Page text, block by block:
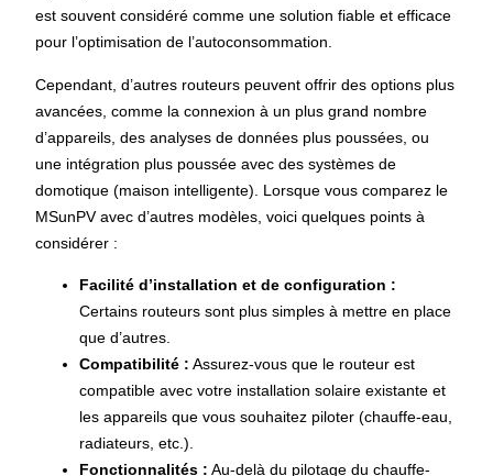
est souvent considéré comme une solution fiable et efficace
pour l’optimisation de l’autoconsommation.
Cependant, d’autres routeurs peuvent offrir des options plus
avancées, comme la connexion à un plus grand nombre
d’appareils, des analyses de données plus poussées, ou
une intégration plus poussée avec des systèmes de
domotique (maison intelligente). Lorsque vous comparez le
MSunPV avec d’autres modèles, voici quelques points à
considérer :
Facilité d’installation et de configuration :
Certains routeurs sont plus simples à mettre en place
que d’autres.
Compatibilité : Assurez-vous que le routeur est
compatible avec votre installation solaire existante et
les appareils que vous souhaitez piloter (chauffe-eau,
radiateurs, etc.).
Fonctionnalités : Au-delà du pilotage du chauffe-